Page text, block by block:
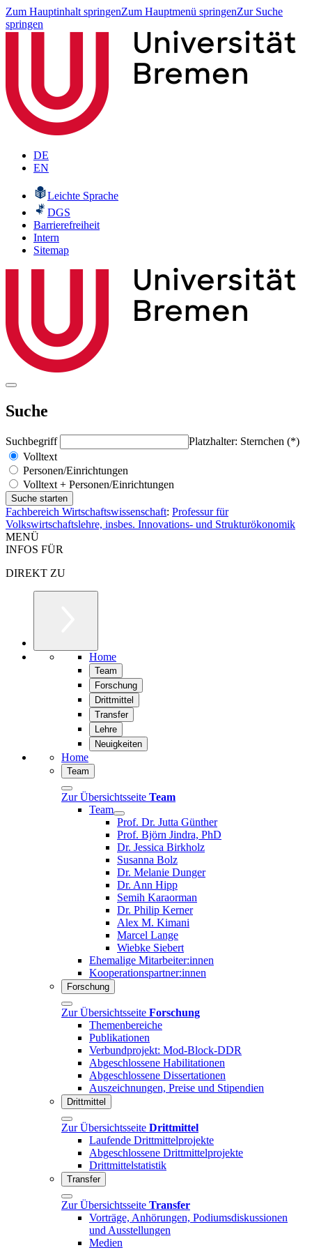
Zum Hauptinhalt springenZum Hauptmenü springenZur Suche
springen
DE
EN
Leichte Sprache
DGS
Barrierefreiheit
Intern
Sitemap
Suche
Suchbegriff
Platzhalter: Sternchen (*)
Volltext
Personen/Einrichtungen
Volltext + Personen/Einrichtungen
Fachbereich Wirtschaftswissenschaft: Professur für
Volkswirtschaftslehre, insbes. Innovations- und Strukturökonomik
MENÜ
INFOS FÜR
DIREKT ZU
Home
Team
Forschung
Drittmittel
Transfer
Lehre
Neuigkeiten
Home
Team
Zur Übersichtsseite Team
Team
Prof. Dr. Jutta Günther
Prof. Björn Jindra, PhD
Dr. Jessica Birkholz
Susanna Bolz
Dr. Melanie Dunger
Dr. Ann Hipp
Semih Karaorman
Dr. Philip Kerner
Alex M. Kimani
Marcel Lange
Wiebke Siebert
Ehemalige Mitarbeiter:innen
Kooperationspartner:innen
Forschung
Zur Übersichtsseite Forschung
Themenbereiche
Publikationen
Verbundprojekt: Mod-Block-DDR
Abgeschlossene Habilitationen
Abgeschlossene Dissertationen
Auszeichnungen, Preise und Stipendien
Drittmittel
Zur Übersichtsseite Drittmittel
Laufende Drittmittelprojekte
Abgeschlossene Drittmittelprojekte
Drittmittelstatistik
Transfer
Zur Übersichtsseite Transfer
Vorträge, Anhörungen, Podiumsdiskussionen
und Ausstellungen
Medien